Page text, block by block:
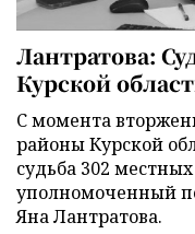
Лантратова:
Курской
С момента
районы Курской
судьба 302
уполномоченный
Яна Лантратова.